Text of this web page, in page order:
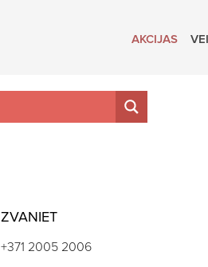
AKCIJAS
ZVANIET
+371 2005 2006